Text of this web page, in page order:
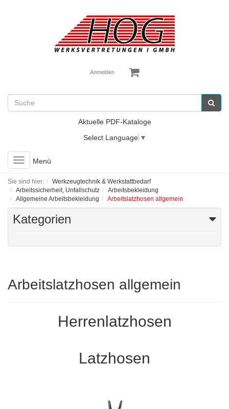
Anmelden
Aktuelle PDF-Kataloge
Select Language ▼
Toggle
navigation
Menü
Sie sind hier:
Werkzeugtechnik & Werkstattbedarf
Arbeitssicherheit, Unfallschutz
Arbeitsbekleidung
Allgemeine Arbeitsbekleidung
Arbeitslatzhosen allgemein
Kategorien
Arbeitslatzhosen allgemein
Herrenlatzhosen
Latzhosen